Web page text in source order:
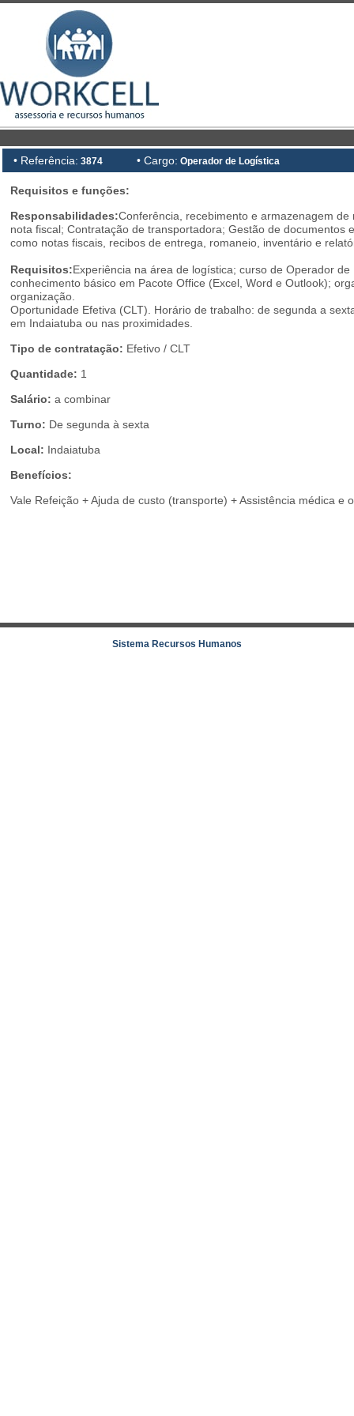
• Referência: 3874 • Cargo: Operador de Logística
Requisitos e funções:
Responsabilidades:Conferência, recebimento e armazenagem
nota fiscal; Contratação de transportadora; Gestão de
como notas fiscais, recibos de entrega, romaneio, inventário e
Requisitos:Experiência na área de logística; curso de Operador
conhecimento básico em Pacote Office (Excel, Word e Outlook);
organização.
Oportunidade Efetiva (CLT). Horário de trabalho: de segunda a
em Indaiatuba ou nas proximidades.
Tipo de contratação: Efetivo / CLT
Quantidade: 1
Salário: a combinar
Turno: De segunda à sexta
Local: Indaiatuba
Benefícios:
Vale Refeição + Ajuda de custo (transporte) + Assistência médica
Sistema Recursos Humanos